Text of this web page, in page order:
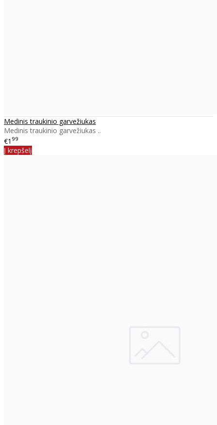
Medinis traukinio garvežiukas
Medinis traukinio garvežiukas ..
€1 99
Į krepšelį